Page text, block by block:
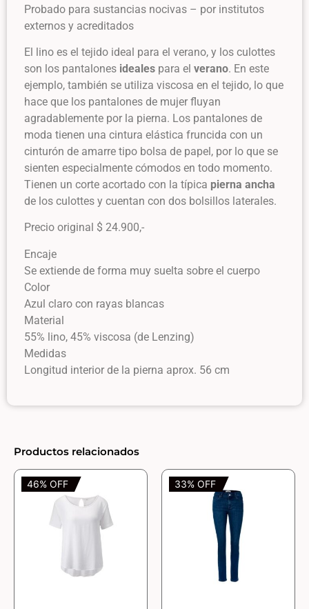
Probado para sustancias nocivas – por institutos
externos y acreditados
El lino es el tejido ideal para el verano, y los culottes
son los pantalones ideales para el verano. En este
ejemplo, también se utiliza viscosa en el tejido, lo que
hace que los pantalones de mujer fluyan
agradablemente por la pierna. Los pantalones de
moda tienen una cintura elástica fruncida con un
cinturón de amarre tipo bolsa de papel, por lo que se
sienten especialmente cómodos en todo momento.
Tienen un corte acortado con la típica pierna ancha
de los culottes y cuentan con dos bolsillos laterales.
Precio original $ 24.900,-
Encaje
Se extiende de forma muy suelta sobre el cuerpo
Color
Azul claro con rayas blancas
Material
55% lino, 45% viscosa (de Lenzing)
Medidas
Longitud interior de la pierna aprox. 56 cm
Productos relacionados
46% OFF 33% OFF